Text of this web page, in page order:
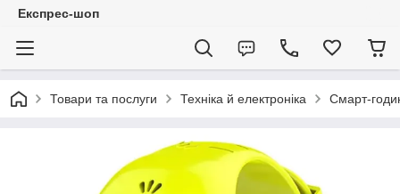
Експрес-шоп
Товари та послуги Техніка й електроніка Смарт-